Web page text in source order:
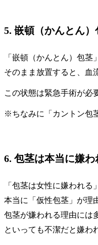
5. 嵌頓（かんとん
「嵌頓（かんとん）包
そのまま放置すると、血
この状態は緊急手術が必
※ちなみに「カントン包
6. 包茎は本当に嫌
「包茎は女性に嫌われ
本当に「仮性包茎」が理
包茎が嫌われる理由には
といっても不潔だと嫌わ